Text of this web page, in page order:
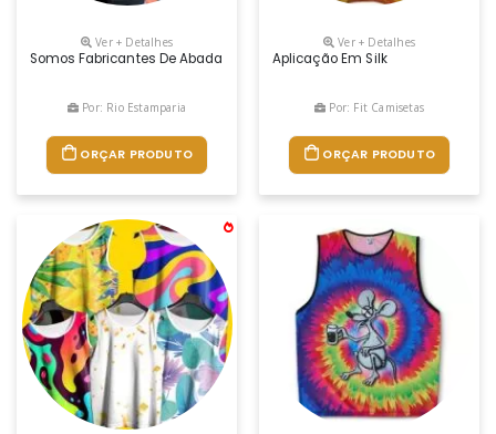
Ver + Detalhes
Somos Fabricantes De Abada Personalizados Com Estampas
Por: Rio Estamparia
ORÇAR PRODUTO
Ver + Detalhes
Aplicação Em Silk
Por: Fit Camisetas
ORÇAR PRODUTO